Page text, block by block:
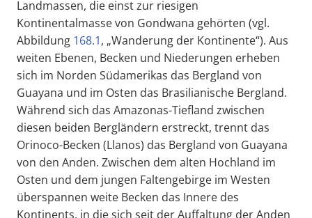
Landmassen, die einst zur riesigen
Kontinentalmasse von Gondwana gehörten (vgl.
Abbildung 168.1, „Wanderung der Kontinente“). Aus
weiten Ebenen, Becken und Niederungen erheben
sich im Norden Südamerikas das Bergland von
Guayana und im Osten das Brasilianische Bergland.
Während sich das Amazonas-Tiefland zwischen
diesen beiden Bergländern erstreckt, trennt das
Orinoco-Becken (Llanos) das Bergland von Guayana
von den Anden. Zwischen dem alten Hochland im
Osten und dem jungen Faltengebirge im Westen
überspannen weite Becken das Innere des
Kontinents, in die sich seit der Auffaltung der Anden